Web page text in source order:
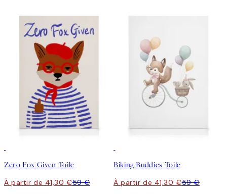
Zero Fox Given Toile
À partir de 41,30 €59 €
Biking Buddies Toile
À partir de 41,30 €59 €